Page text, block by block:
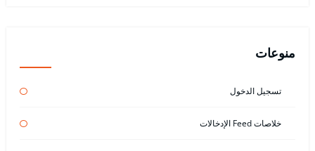
منوعات
تسجيل الدخول
خلاصات Feed الإدخالات